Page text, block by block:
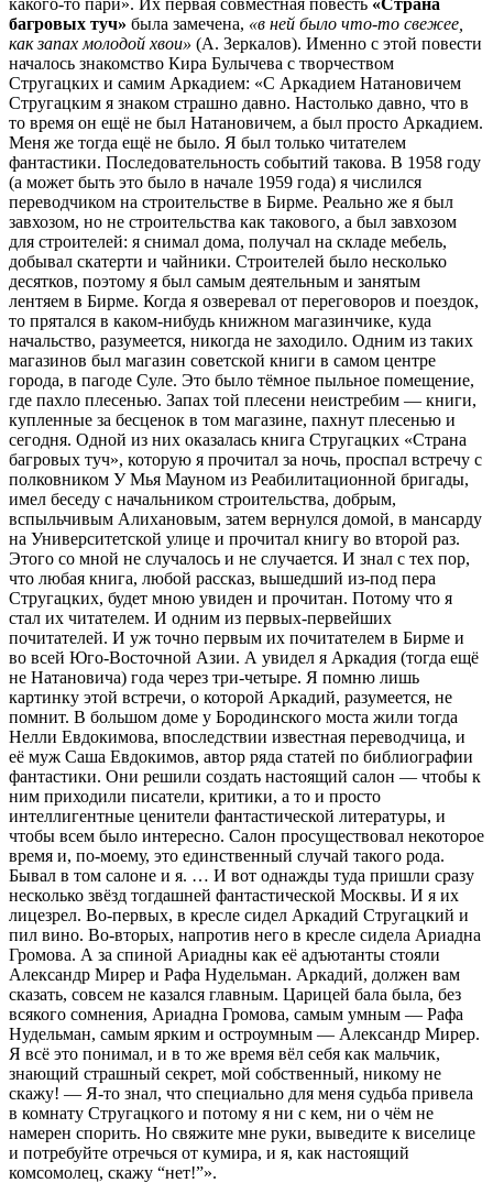
багровых туч» была замечена, «в ней было что-то свежее,
как запах молодой хвои» (А. Зеркалов). Именно с этой повести
началось знакомство Кира Булычева с творчеством
Стругацких и самим Аркадием: «С Аркадием Натановичем
Стругацким я знаком страшно давно. Настолько давно, что в
то время он ещё не был Натановичем, а был просто Аркадием.
Меня же тогда ещё не было. Я был только читателем
фантастики. Последовательность событий такова. В 1958 году
(а может быть это было в начале 1959 года) я числился
переводчиком на строительстве в Бирме. Реально же я был
завхозом, но не строительства как такового, а был завхозом
для строителей: я снимал дома, получал на складе мебель,
добывал скатерти и чайники. Строителей было несколько
десятков, поэтому я был самым деятельным и занятым
лентяем в Бирме. Когда я озверевал от переговоров и поездок,
то прятался в каком-нибудь книжном магазинчике, куда
начальство, разумеется, никогда не заходило. Одним из таких
магазинов был магазин советской книги в самом центре
города, в пагоде Суле. Это было тёмное пыльное помещение,
где пахло плесенью. Запах той плесени неистребим — книги,
купленные за бесценок в том магазине, пахнут плесенью и
сегодня. Одной из них оказалась книга Стругацких «Страна
багровых туч», которую я прочитал за ночь, проспал встречу с
полковником У Мья Мауном из Реабилитационной бригады,
имел беседу с начальником строительства, добрым,
вспыльчивым Алихановым, затем вернулся домой, в мансарду
на Университетской улице и прочитал книгу во второй раз.
Этого со мной не случалось и не случается. И знал с тех пор,
что любая книга, любой рассказ, вышедший из-под пера
Стругацких, будет мною увиден и прочитан. Потому что я
стал их читателем. И одним из первых-первейших
почитателей. И уж точно первым их почитателем в Бирме и
во всей Юго-Восточной Азии. А увидел я Аркадия (тогда ещё
не Натановича) года через три-четыре. Я помню лишь
картинку этой встречи, о которой Аркадий, разумеется, не
помнит. В большом доме у Бородинского моста жили тогда
Нелли Евдокимова, впоследствии известная переводчица, и
её муж Саша Евдокимов, автор ряда статей по библиографии
фантастики. Они решили создать настоящий салон — чтобы к
ним приходили писатели, критики, а то и просто
интеллигентные ценители фантастической литературы, и
чтобы всем было интересно. Салон просуществовал некоторое
время и, по-моему, это единственный случай такого рода.
Бывал в том салоне и я. … И вот однажды туда пришли сразу
несколько звёзд тогдашней фантастической Москвы. И я их
лицезрел. Во-первых, в кресле сидел Аркадий Стругацкий и
пил вино. Во-вторых, напротив него в кресле сидела Ариадна
Громова. А за спиной Ариадны как её адъютанты стояли
Александр Мирер и Рафа Нудельман. Аркадий, должен вам
сказать, совсем не казался главным. Царицей бала была, без
всякого сомнения, Ариадна Громова, самым умным — Рафа
Нудельман, самым ярким и остроумным — Александр Мирер.
Я всё это понимал, и в то же время вёл себя как мальчик,
знающий страшный секрет, мой собственный, никому не
скажу! — Я-то знал, что специально для меня судьба привела
в комнату Стругацкого и потому я ни с кем, ни о чём не
намерен спорить. Но свяжите мне руки, выведите к виселице
и потребуйте отречься от кумира, и я, как настоящий
комсомолец, скажу “нет!”».